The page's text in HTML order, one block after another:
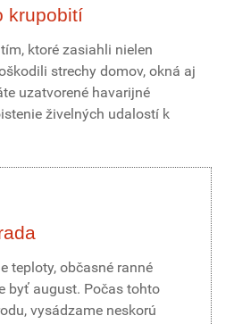
krupobití
ktoré zasiahli nielen
strechy domov, okná aj
uzatvorené havarijné
živelných udalostí k
teploty, občasné ranné
byť august. Počas tohto
vysádzame neskorú